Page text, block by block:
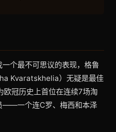
个最不可思议的表现，格鲁
Kvaratskhelia）无疑是最佳
冠历史上首位在连续7场淘
——一个连C罗、梅西和本泽